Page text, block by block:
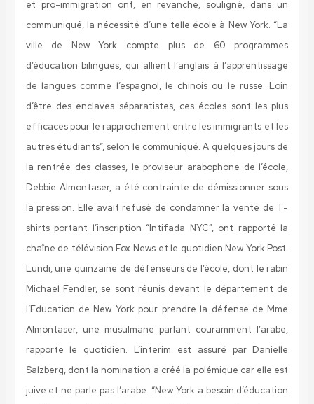
et pro-immigration ont, en revanche, souligné, dans un
communiqué, la nécessité d’une telle école à New York. “La
ville de New York compte plus de 60 programmes
d’éducation bilingues, qui allient l’anglais à l’apprentissage
de langues comme l’espagnol, le chinois ou le russe. Loin
d’être des enclaves séparatistes, ces écoles sont les plus
efficaces pour le rapprochement entre les immigrants et les
autres étudiants”, selon le communiqué. A quelques jours de
la rentrée des classes, le proviseur arabophone de l’école,
Debbie Almontaser, a été contrainte de démissionner sous
la pression. Elle avait refusé de condamner la vente de T-
shirts portant l’inscription “Intifada NYC”, ont rapporté la
chaîne de télévision Fox News et le quotidien New York Post.
Lundi, une quinzaine de défenseurs de l’école, dont le rabin
Michael Fendler, se sont réunis devant le département de
l’Education de New York pour prendre la défense de Mme
Almontaser, une musulmane parlant couramment l’arabe,
rapporte le quotidien. L’interim est assuré par Danielle
Salzberg, dont la nomination a créé la polémique car elle est
juive et ne parle pas l’arabe. “New York a besoin d’éducation